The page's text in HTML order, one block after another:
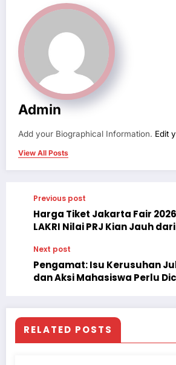
Admin
Add your Biographical Information. Edit
View All Posts
Previous post
Harga Tiket Jakarta Fair
LAKRI Nilai PRJ Kian Jauh
Next post
Pengamat: Isu Kerusuhan
dan Aksi Mahasiswa Perlu
RELATED POSTS